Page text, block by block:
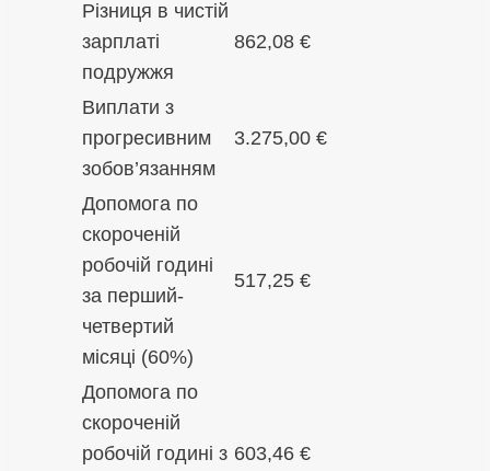
Різниця в чистій
зарплаті
подружжя
862,08 €
Виплати з
прогресивним
зобов’язанням
3.275,00 €
Допомога по
скороченій
робочій годині
за перший-
четвертий
місяці (60%)
517,25 €
Допомога по
скороченій
робочій годині з 603,46 €